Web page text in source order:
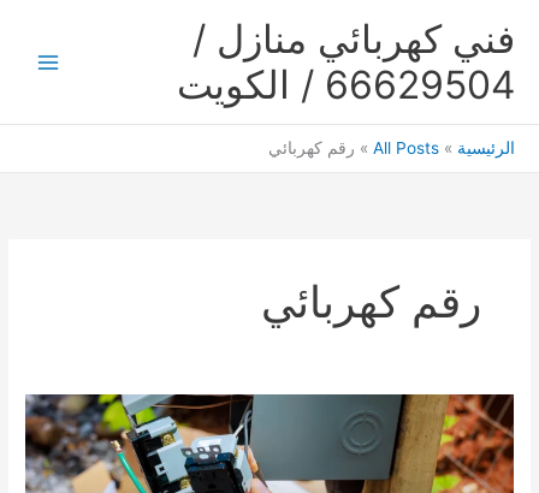
فني كهربائي منازل /
66629504 / الكويت
الرئيسية All Posts رقم كهربائي
رقم كهربائي